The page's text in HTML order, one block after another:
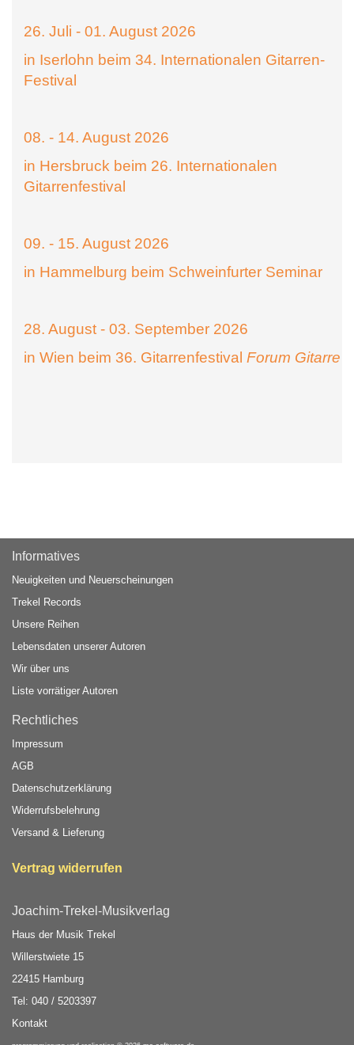
26. Juli - 01. August 2026
in Iserlohn beim 34. Internationalen Gitarren-
Festival
08. - 14. August 2026
in Hersbruck beim 26. Internationalen
Gitarrenfestival
09. - 15. August 2026
in Hammelburg beim Schweinfurter Seminar
28. August - 03. September 2026
in Wien beim 36. Gitarrenfestival Forum Gitarre
Informatives
Neuigkeiten und Neuerscheinungen
Trekel Records
Unsere Reihen
Lebensdaten unserer Autoren
Wir über uns
Liste vorrätiger Autoren
Rechtliches
Impressum
AGB
Datenschutzerklärung
Widerrufsbelehrung
Versand & Lieferung
Vertrag widerrufen
Joachim-Trekel-Musikverlag
Haus der Musik Trekel
Willerstwiete 15
22415 Hamburg
Tel: 040 / 5203397
Kontakt